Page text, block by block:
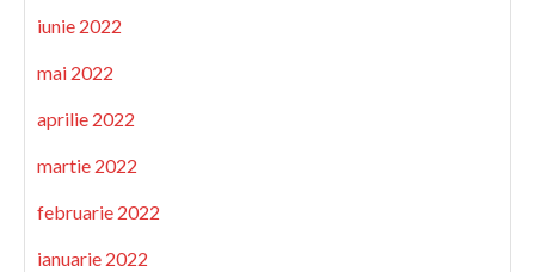
iunie 2022
mai 2022
aprilie 2022
martie 2022
februarie 2022
ianuarie 2022